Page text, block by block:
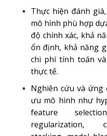
Thực hiện đánh
mô hình phù hợp
độ chính xác, khả
ổn định, khả năng
chi phí tính toán
thực tế.
Nghiên cứu và ứng
ưu mô hình như
feature
regularization,